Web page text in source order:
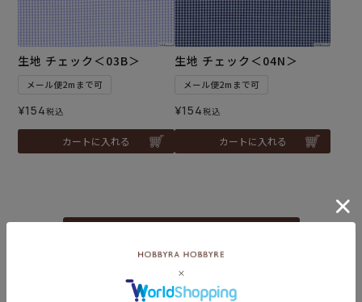
生地 チェック＜03B＞
メール便2mまで可
¥154税込
カートに入れる
生地 チェック＜04N＞
メール便2mまで可
¥154税込
カートに入れる